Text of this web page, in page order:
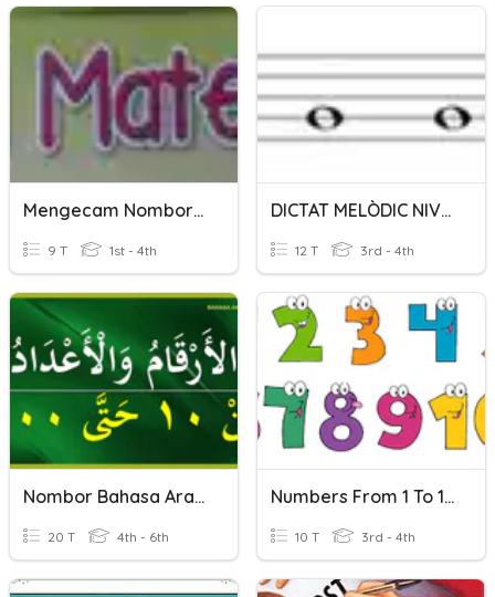
Mengecam Nombor 1 Hingga 10
9 T 1st - 4th
DICTAT MELÒDIC NIVELL 1
12 T 3rd - 4th
Nombor Bahasa Arab Gandaan 10
20 T 4th - 6th
Numbers From 1 To 10
10 T 3rd - 4th